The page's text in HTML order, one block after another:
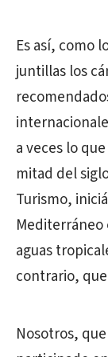
Es así, como
juntillas los
a veces lo
mitad del
Turismo,
Mediterráneo
aguas
contrario,
Nosotros,